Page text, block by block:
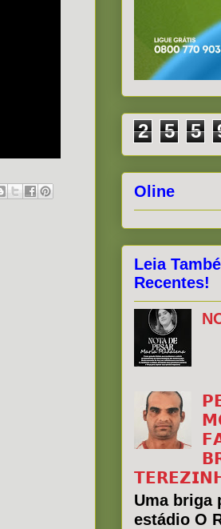
2 5 5
Oline
Leia
Recentes!
Uma briga
estádio O